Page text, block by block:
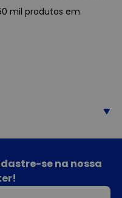
mil produtos em
se na nossa